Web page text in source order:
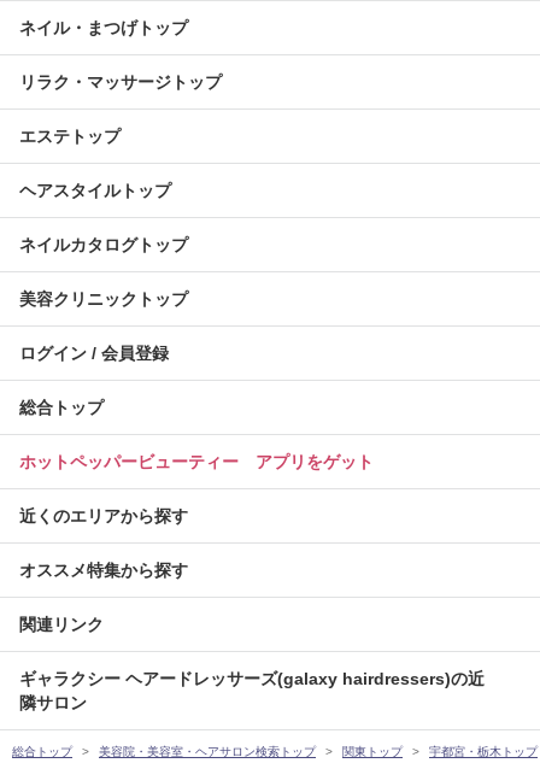
ネイル・まつげトップ
リラク・マッサージトップ
エステトップ
ヘアスタイルトップ
ネイルカタログトップ
美容クリニックトップ
ログイン / 会員登録
総合トップ
ホットペッパービューティー アプリをゲット
近くのエリアから探す
オススメ特集から探す
関連リンク
ギャラクシー ヘアードレッサーズ(galaxy hairdressers)の近
隣サロン
総合トップ 美容院・美容室・ヘアサロン検索トップ 関東トップ 宇都宮・栃木トップ